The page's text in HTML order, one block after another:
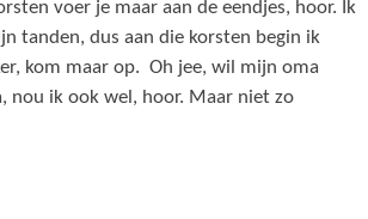
voer je maar aan de eendjes, hoor. Ik
tanden, dus aan die korsten begin ik
kom maar op. Oh jee, wil mijn oma
nou ik ook wel, hoor. Maar niet zo